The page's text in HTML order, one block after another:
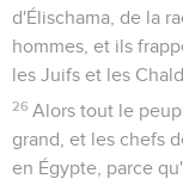
d'Élischama, de la
hommes, et ils
les Juifs et les
26 Alors tout le
grand, et les chefs
en Égypte, parce